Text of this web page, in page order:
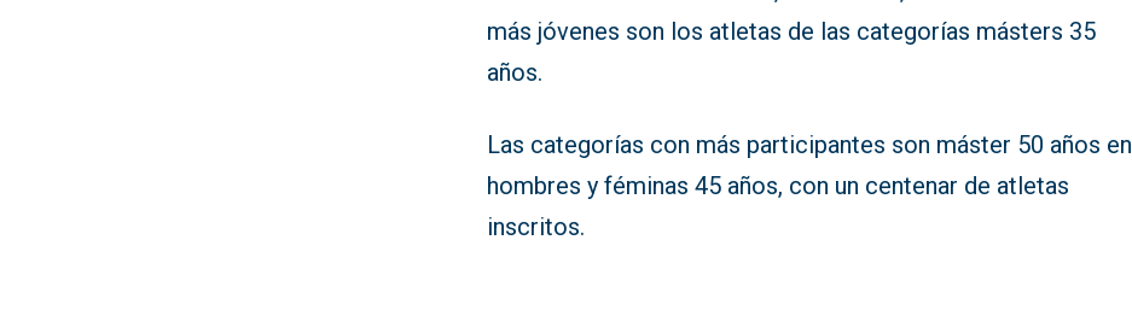
más jóvenes son los atletas de las categorías másters 35
años.
Las categorías con más participantes son máster 50 años en
hombres y féminas 45 años, con un centenar de atletas
inscritos.